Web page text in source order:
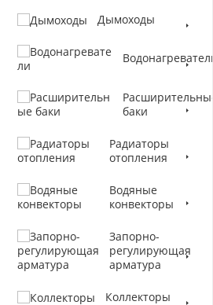
Дымоходы
Водонагреватели
Расширительные
баки
Радиаторы
отопления
Водяные
конвекторы
Запорно-
регулирующая
арматура
Коллекторы